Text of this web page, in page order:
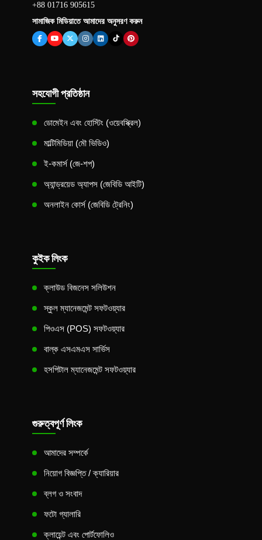
+88 01716 905615
সামাজিক মিডিয়াতে আমাদের অনুসরণ করুন
সহযোগী প্রতিষ্ঠান
ডোমেইন এবং হোস্টিং (ওয়েবস্ক্রিল)
মাল্টিমিডিয়া (মৌ ভিডিও)
ই-কমার্স (জে-শপ)
অ্যান্ড্রয়েড অ্যাপস (জেবিডি আইটি)
অনলাইন কোর্স (জেবিডি ট্রেনিং)
কুইক লিংক
ক্লাউড বিজনেস সলিউশন
স্কুল ম্যানেজমেন্ট সফটওয়্যার
পিওএস (POS) সফটওয়্যার
বাল্ক এসএমএস সার্ভিস
হসপিটাল ম্যানেজমেন্ট সফটওয়্যার
গুরুত্বপূর্ণ লিংক
আমাদের সম্পর্কে
নিয়োগ বিজ্ঞপ্তি / ক্যারিয়ার
ব্লগ ও সংবাদ
ফটো গ্যালারি
ক্লায়েন্ট এবং পোর্টফোলিও